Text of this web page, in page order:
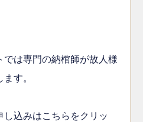
は専門の納棺師が故人様
す。
込みはこちらをクリッ